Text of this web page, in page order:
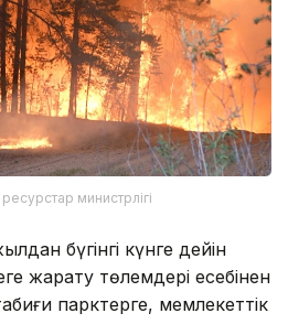
министрлігі
бүгінгі күнге дейін
жарату төлемдері есебінен
парктерге, мемлекеттік